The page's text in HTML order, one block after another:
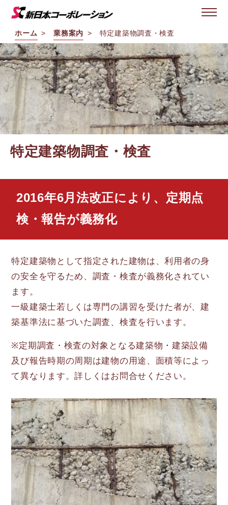
ホーム 業務案内 特定建築物調査・検査
特定建築物調査・検査
2016年6月法改正により、定期点
検・報告が義務化
特定建築物として指定された建物は、利用者の身
の安全を守るため、調査・検査が義務化されてい
ます。
一級建築士若しくは専門の講習を受けた者が、建
築基準法に基づいた調査、検査を行います。
※定期調査・検査の対象となる建築物・建築設備
及び報告時期の周期は建物の用途、面積等によっ
て異なります。詳しくはお問合せください。